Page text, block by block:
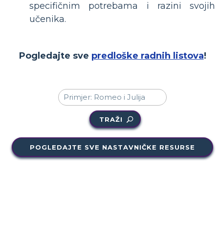
specifičnim potrebama i razini svojih
učenika.
Pogledajte sve predloške radnih listova!
TRAŽI
POGLEDAJTE SVE NASTAVNIČKE RESURSE